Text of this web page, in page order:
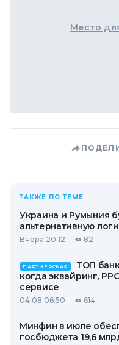
Место
ТАКЖЕ ПО ТЕМЕ
Украина и Румыния
альтернативную
Вчера 20:12 82
ПАРТНЕРСКАЯ
ТОП
когда эквайринг,
сервисе
04.08 06:50 614
Минфин в июле
госбюджета 19,6